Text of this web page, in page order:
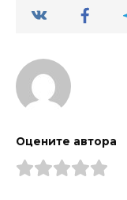
Оцените автора